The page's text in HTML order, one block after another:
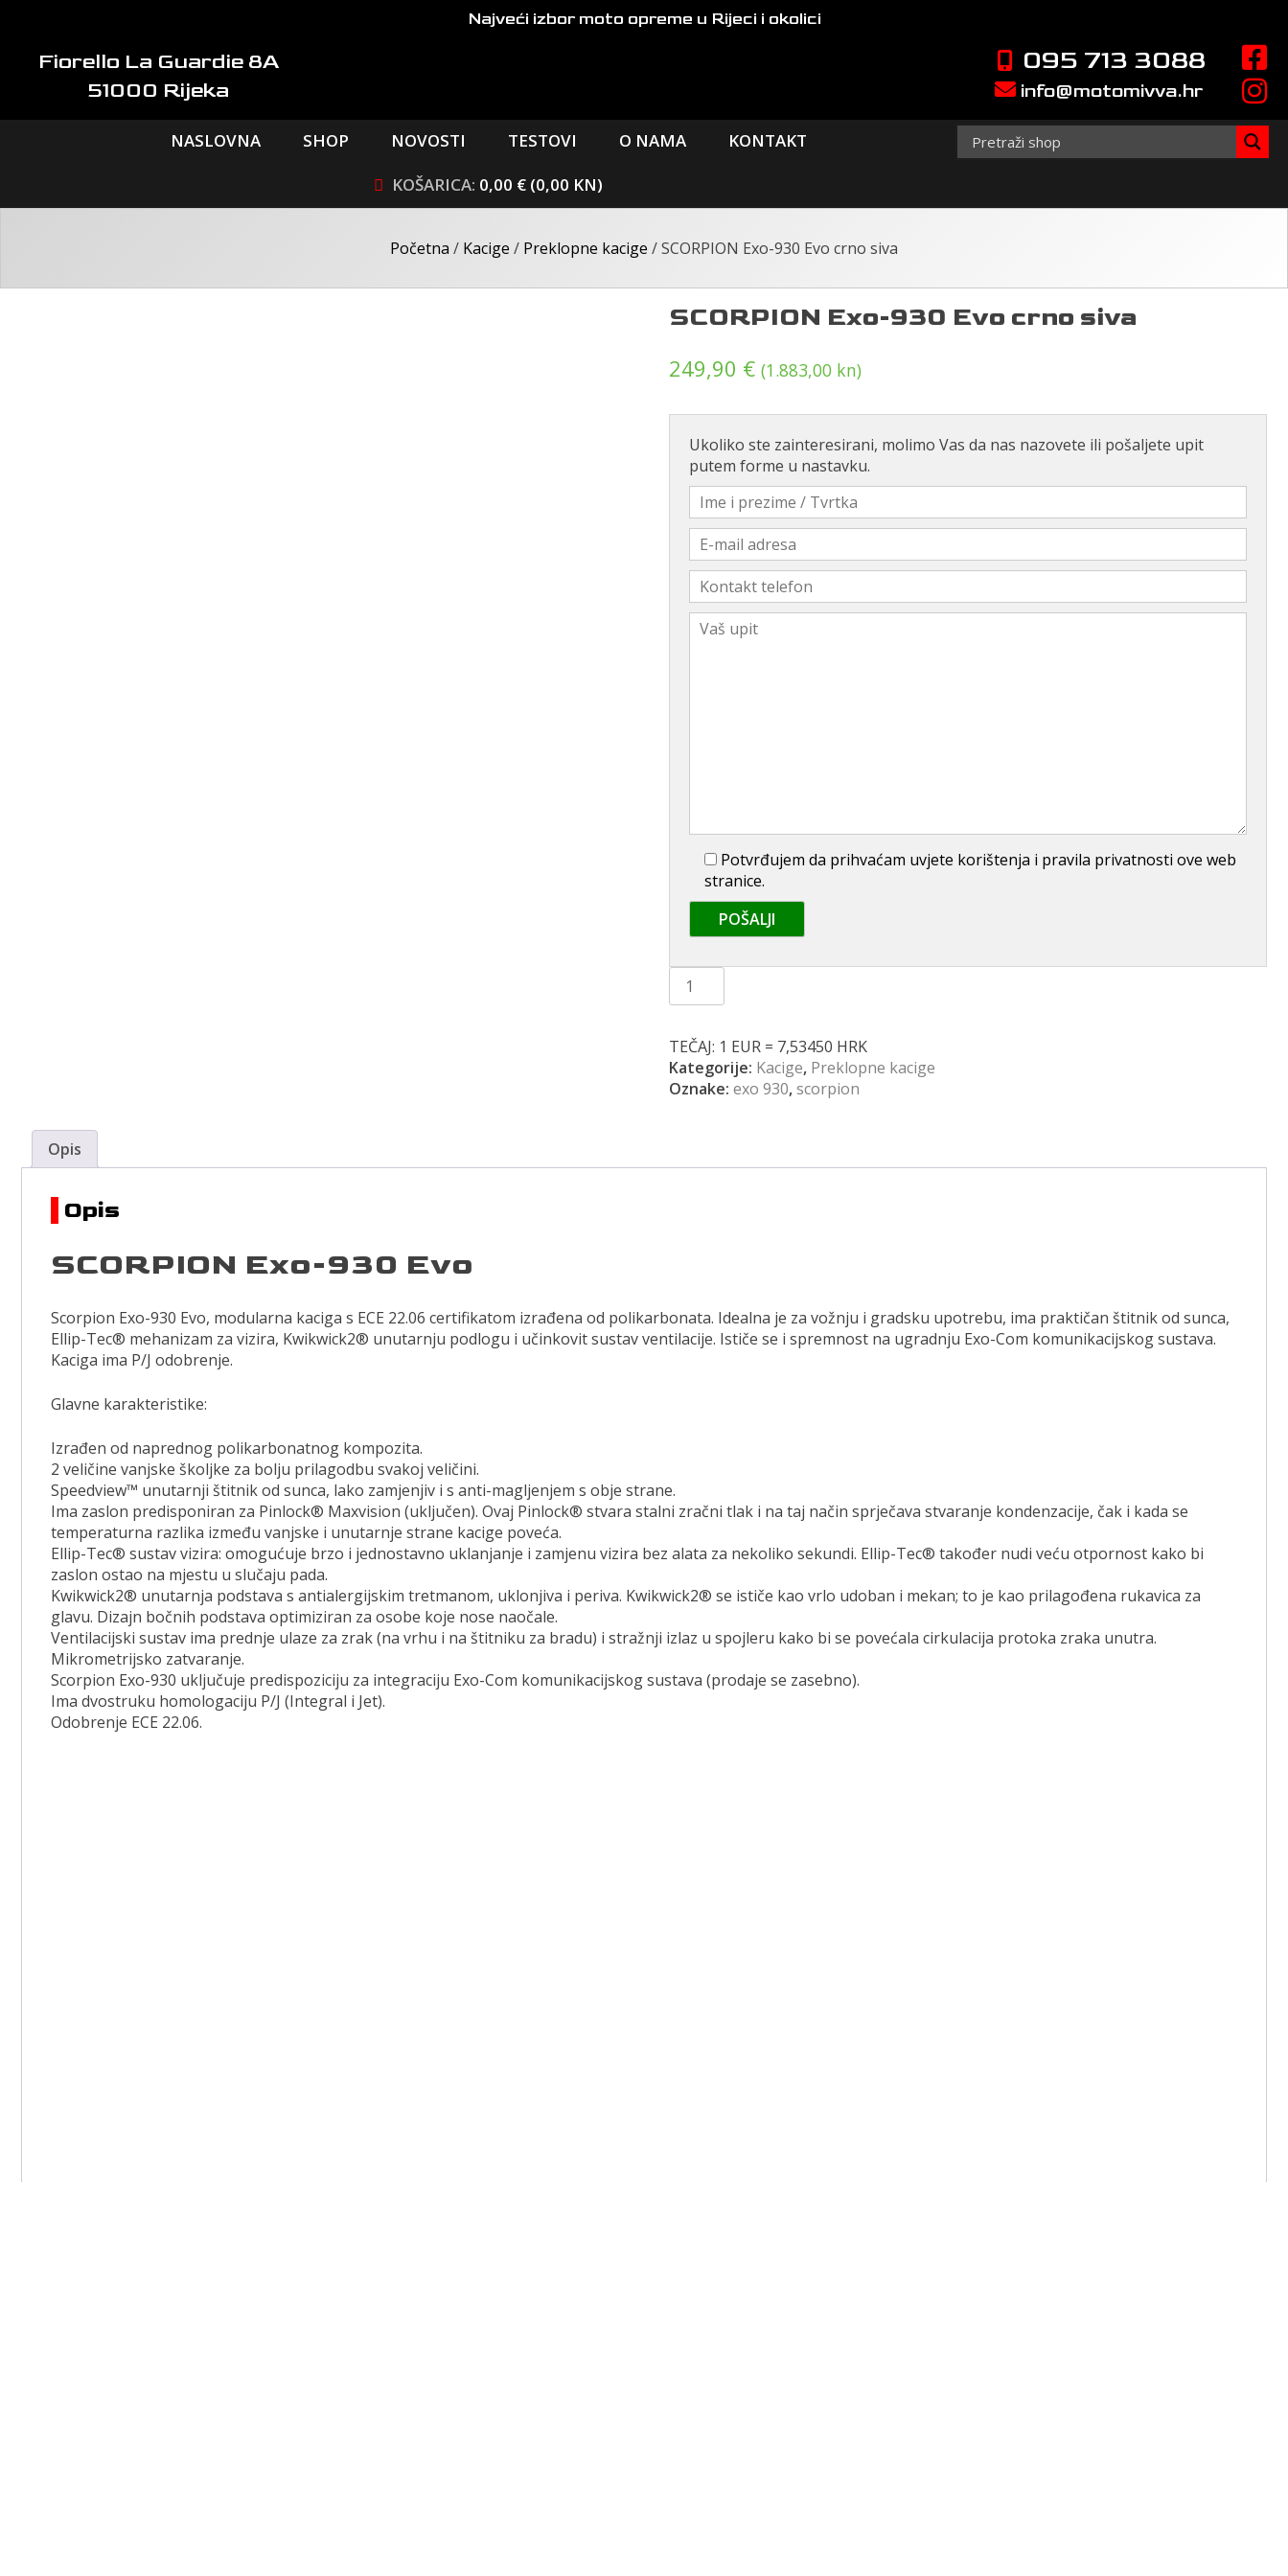
contentFiorello La Guardie 8A
51000 Rijeka
Najveći izbor moto opreme u Rijeci i okolici
095 713 3088
info@motomivva.hr
NASLOVNA SHOP NOVOSTI TESTOVI O NAMA
KONTAKT
0,00 € (0,00 KN)
Početna / Kacige / Preklopne kacige / SCORPION Exo-930 Evo crno siva
SCORPION Exo-930 Evo crno siva
249,90 € (1.883,00 kn)
Ukoliko ste zainteresirani, molimo Vas da nas nazovete ili pošaljete upit
putem forme u nastavku.
Potvrđujem da prihvaćam uvjete korištenja i pravila privatnosti ove web
stranice.
SCORPION Exo-
930
crno
siva
količina
TEČAJ: 1 EUR = 7,53450 HRK
Kategorije: Kacige, Preklopne kacige
Oznake: exo 930,scorpion
Opis
Opis
SCORPION Exo-930 Evo
Scorpion Exo-930 Evo, modularna kaciga s ECE 22.06 certifikatom izrađena od polikarbonata. Idealna je za vožnju i gradsku upotrebu, ima praktičan štitnik od sunca,
Ellip-Tec® mehanizam za vizira, Kwikwick2® unutarnju podlogu i učinkovit sustav ventilacije. Ističe se i spremnost na ugradnju Exo-Com komunikacijskog sustava.
Kaciga ima P/J odobrenje.
Glavne karakteristike:
Izrađen od naprednog polikarbonatnog kompozita.
2 veličine vanjske školjke za bolju prilagodbu svakoj veličini.
Speedview™ unutarnji štitnik od sunca, lako zamjenjiv i s anti-magljenjem s obje strane.
Ima zaslon predisponiran za Pinlock® Maxvision (uključen). Ovaj Pinlock® stvara stalni zračni tlak i na taj način sprječava stvaranje kondenzacije, čak i kada se
temperaturna razlika između vanjske i unutarnje strane kacige poveća.
Ellip-Tec® sustav vizira: omogućuje brzo i jednostavno uklanjanje i zamjenu vizira bez alata za nekoliko sekundi. Ellip-Tec® također nudi veću otpornost kako bi
zaslon ostao na mjestu u slučaju pada.
Kwikwick2® unutarnja podstava s antialergijskim tretmanom, uklonjiva i periva. Kwikwick2® se ističe kao vrlo udoban i mekan; to je kao prilagođena rukavica za
glavu. Dizajn bočnih podstava optimiziran za osobe koje nose naočale.
Ventilacijski sustav ima prednje ulaze za zrak (na vrhu i na štitniku za bradu) i stražnji izlaz u spojleru kako bi se povećala cirkulacija protoka zraka unutra.
Mikrometrijsko zatvaranje.
Scorpion Exo-930 uključuje predispoziciju za integraciju Exo-Com komunikacijskog sustava (prodaje se zasebno).
Ima dvostruku homologaciju P/J (Integral i Jet).
Odobrenje ECE 22.06.